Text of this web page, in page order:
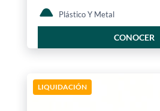
Plástico Y Metal
CONOCER
LIQUIDACIÓN